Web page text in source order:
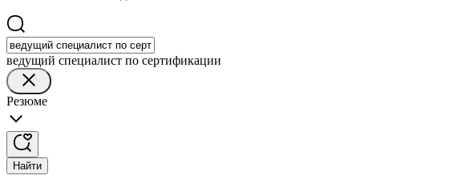
ведущий специалист по сертификации
Резюме
Найти